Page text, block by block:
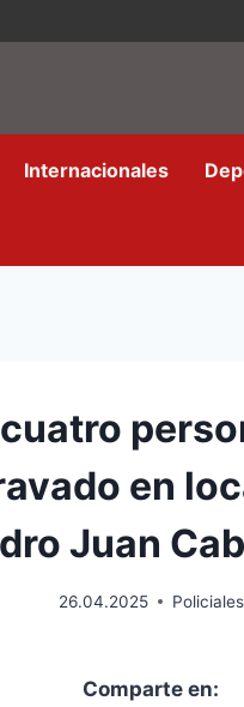
Internacionales
en
Juan
26.04.2025 Policiales
Comparte en: